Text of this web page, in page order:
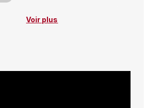
Voir plus